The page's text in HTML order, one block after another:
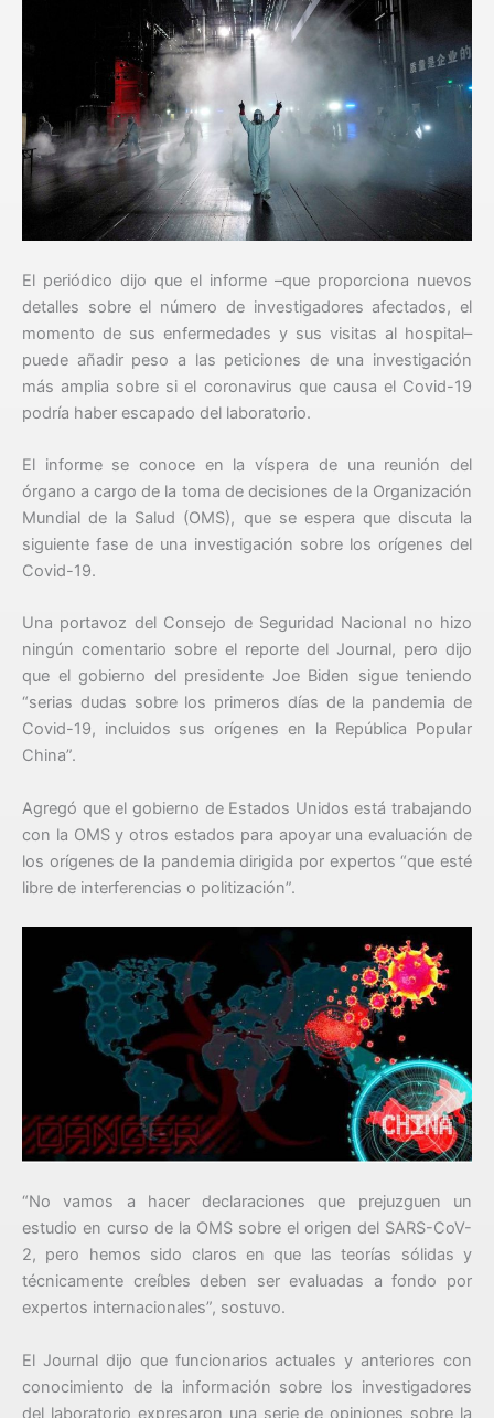
El periódico dijo que el informe –que proporciona nuevos
detalles sobre el número de investigadores afectados, el
momento de sus enfermedades y sus visitas al hospital–
puede añadir peso a las peticiones de una investigación
más amplia sobre si el coronavirus que causa el Covid-19
podría haber escapado del laboratorio.
El informe se conoce en la víspera de una reunión del
órgano a cargo de la toma de decisiones de la Organización
Mundial de la Salud (OMS), que se espera que discuta la
siguiente fase de una investigación sobre los orígenes del
Covid-19.
Una portavoz del Consejo de Seguridad Nacional no hizo
ningún comentario sobre el reporte del Journal, pero dijo
que el gobierno del presidente Joe Biden sigue teniendo
“serias dudas sobre los primeros días de la pandemia de
Covid-19, incluidos sus orígenes en la República Popular
China”.
Agregó que el gobierno de Estados Unidos está trabajando
con la OMS y otros estados para apoyar una evaluación de
los orígenes de la pandemia dirigida por expertos “que esté
libre de interferencias o politización”.
“No vamos a hacer declaraciones que prejuzguen un
estudio en curso de la OMS sobre el origen del SARS-CoV-
2, pero hemos sido claros en que las teorías sólidas y
técnicamente creíbles deben ser evaluadas a fondo por
expertos internacionales”, sostuvo.
El Journal dijo que funcionarios actuales y anteriores con
conocimiento de la información sobre los investigadores
del laboratorio expresaron una serie de opiniones sobre la